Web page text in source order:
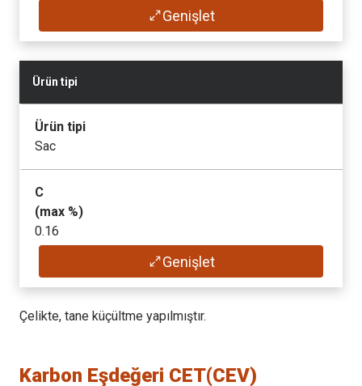
Si
Mn
(max %)
1.70
P
(max %)
0.025
S
0.015
Cr
Genişlet
Ürün tipi
Ürün tipi
Sac
C
(max %)
0.16
Si
0.50
(max%)
Genişlet
Çelikte, tane küçültme yapılmıştır.
Karbon Eşdeğeri CET(CEV)